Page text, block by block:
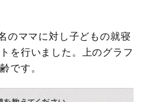
のママに対し子どもの就寝
を行いました。上のグラフ
です。